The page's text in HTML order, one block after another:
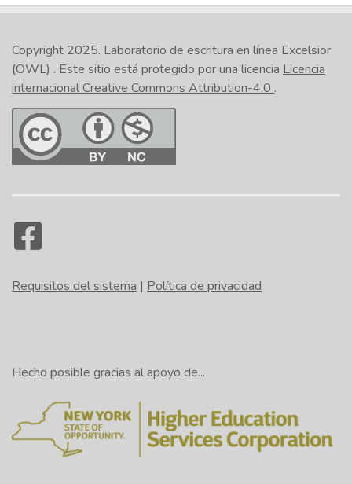
Copyright 2025. Laboratorio de escritura en línea Excelsior
(OWL) . Este sitio está protegido por una licencia Licencia
internacional Creative Commons Attribution-4.0 .
Requisitos del sistema | Política de privacidad
Hecho posible gracias al apoyo de...